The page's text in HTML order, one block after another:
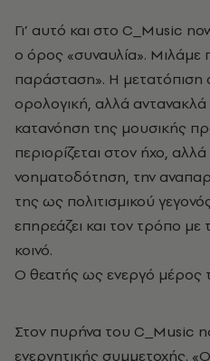
Γι’ αυτό και στο C_Music
ο όρος «συναυλία». Μιλάμε
παράσταση». Η μετατόπιση
ορολογική, αλλά αντανακλά
κατανόηση της μουσικής
περιορίζεται στον ήχο, αλλά
νοηματοδότηση, την
της ως πολιτισμικού
επηρεάζει και τον τρόπο με
κοινό.
Ο θεατής ως ενεργό μέρος
Στον πυρήνα του C_Music
ενεργητικής συμμετοχής.